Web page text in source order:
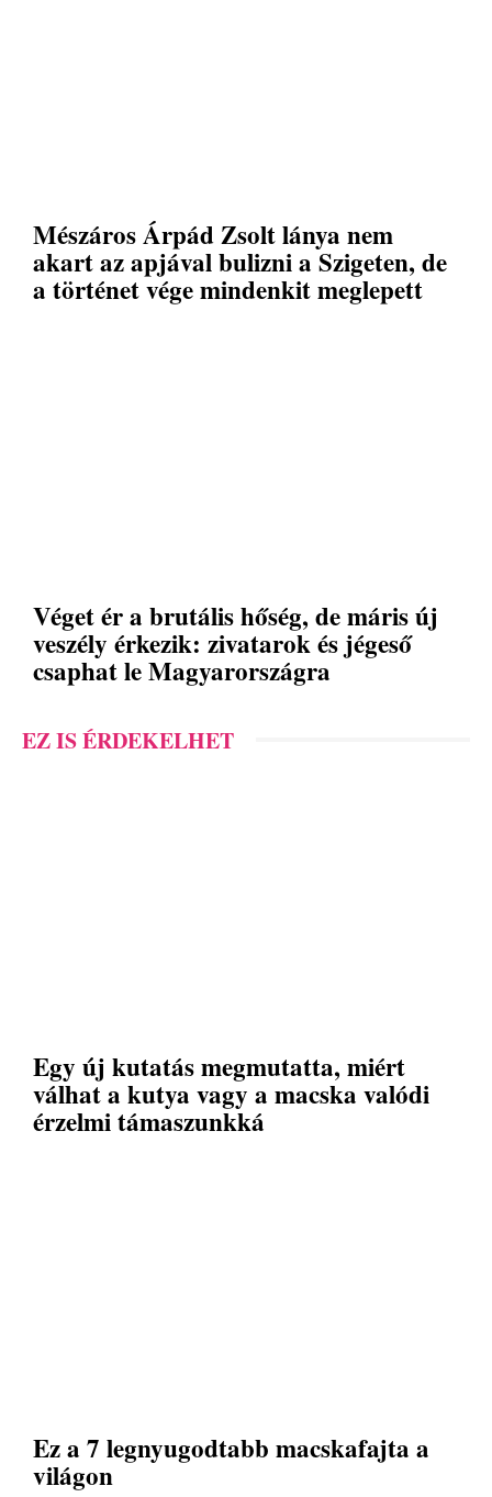
Mészáros Árpád Zsolt lánya nem
akart az apjával bulizni a Szigeten, de
a történet vége mindenkit meglepett
Véget ér a brutális hőség, de máris új
veszély érkezik: zivatarok és jégeső
csaphat le Magyarországra
EZ IS ÉRDEKELHET
Egy új kutatás megmutatta, miért
válhat a kutya vagy a macska valódi
érzelmi támaszunkká
Ez a 7 legnyugodtabb macskafajta a
világon